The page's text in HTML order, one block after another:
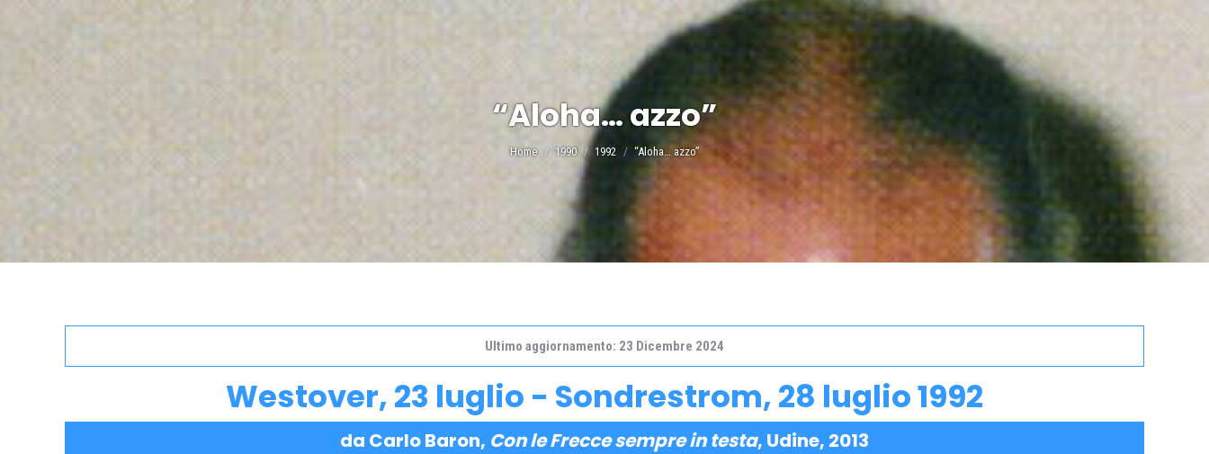
“Aloha… azzo”
Tu sei qui:
Home 1990 1992 “Aloha… azzo”
Ultimo aggiornamento: 23 Dicembre 2024
Westover, 23 luglio - Sondrestrom, 28 luglio 1992
da Carlo Baron, Con le Frecce sempre in testa, Udine, 2013